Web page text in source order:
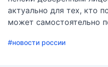
актуально для тех, кто
может самостоятельно
#новости россии